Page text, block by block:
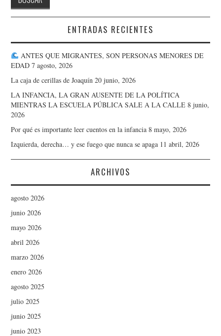
ENTRADAS RECIENTES
ANTES QUE MIGRANTES, SON PERSONAS MENORES DE
EDAD 7 agosto, 2026
La caja de cerillas de Joaquín 20 junio, 2026
LA INFANCIA, LA GRAN AUSENTE DE LA POLÍTICA
MIENTRAS LA ESCUELA PÚBLICA SALE A LA CALLE 8 junio,
2026
Por qué es importante leer cuentos en la infancia 8 mayo, 2026
Izquierda, derecha… y ese fuego que nunca se apaga 11 abril, 2026
ARCHIVOS
agosto 2026
junio 2026
mayo 2026
abril 2026
marzo 2026
enero 2026
agosto 2025
julio 2025
junio 2025
junio 2023